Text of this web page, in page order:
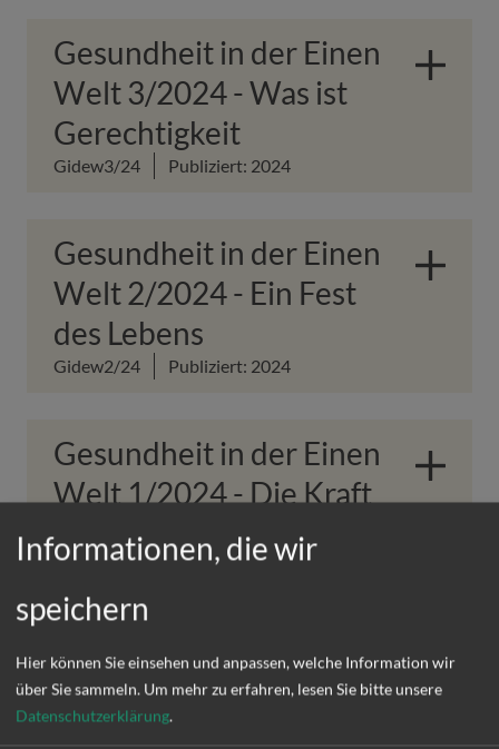
Gesundheit in der Einen
Welt 3/2024 - Was ist
Gerechtigkeit
Gidew3/24 Publiziert: 2024
Gesundheit in der Einen
Welt 2/2024 - Ein Fest
des Lebens
Gidew2/24 Publiziert: 2024
Gesundheit in der Einen
Welt 1/2024 - Die Kraft
der Seele
Gidew1/24 Publiziert: 2024
Faltblätter &
Informationen, die wir
speichern
Hier können Sie einsehen und anpassen, welche Information wir
über Sie sammeln. Um mehr zu erfahren, lesen Sie bitte unsere
Datenschutzerklärung.